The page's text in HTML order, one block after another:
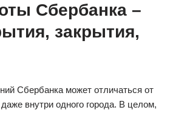
Сбербанка –
закрытия,
Сбербанка может отличаться от
внутри одного города. В целом,